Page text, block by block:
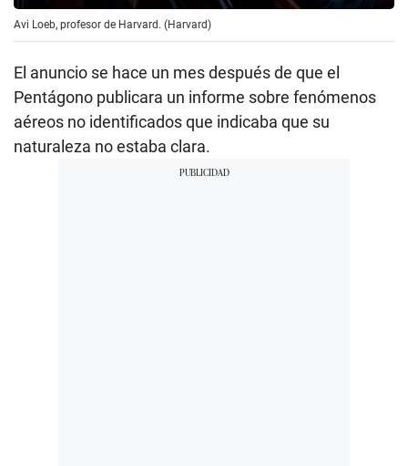
Avi Loeb, profesor de Harvard. (Harvard)
El anuncio se hace un mes después de que el
Pentágono publicara un informe sobre fenómenos
aéreos no identificados que indicaba que su
naturaleza no estaba clara.